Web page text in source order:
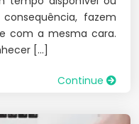
fazem
com a mesma cara.
[…]
Continue